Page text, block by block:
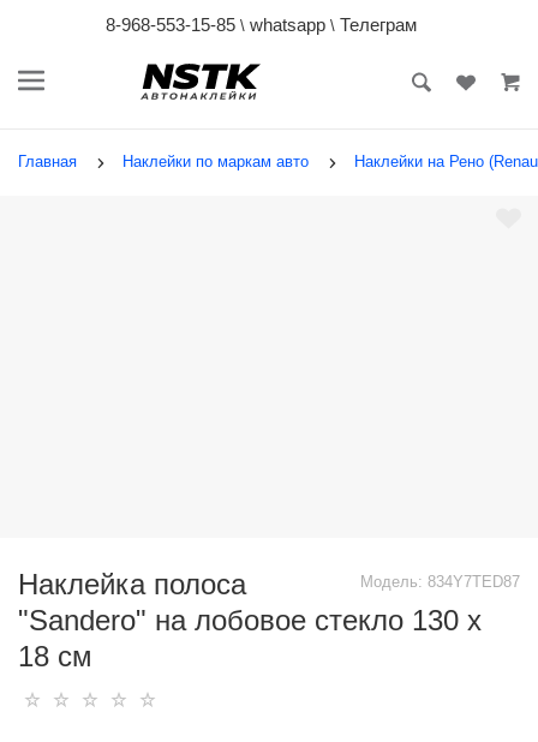
8-968-553-15-85 \ whatsapp\ Телеграм
Главная Наклейки по маркам авто Наклейки на Рено
Модель: 834Y7TED87
Наклейка полоса
"Sandero" на лобовое стекло 130 х
18 см